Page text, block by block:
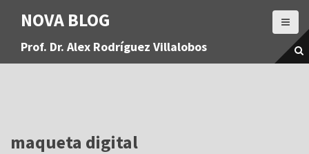
a
NOVA BLOG
Prof. Dr. Alex Rodríguez Villalobos
maqueta digital